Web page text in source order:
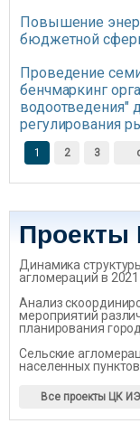
Повышение
бюджетной
Проведение
бенчмаркинг
водоотведения"
регулирования
Страницы
1 2 3
Проекты
Динамика
агломераций в
Анализ
мероприятий
планирования
Сельские
населенных
Все проекты ЦК